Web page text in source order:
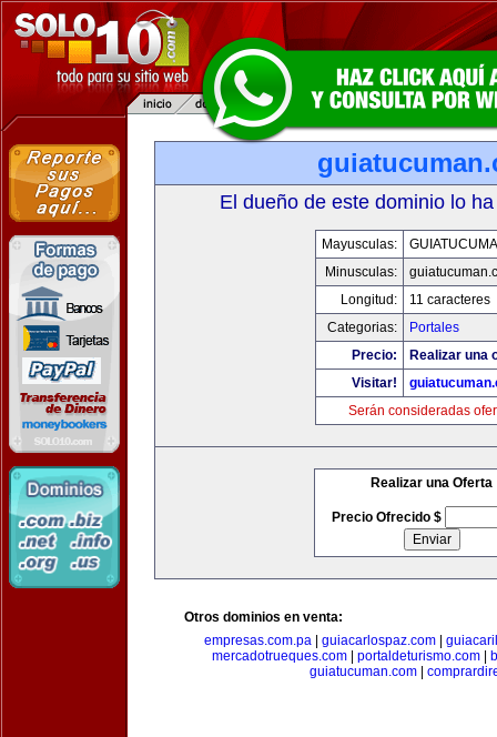
El dueño de este dominio lo
Mayusculas:
Minusculas:
Longitud:
11 caracteres
Categorias:
Portales
Precio:
Realizar una
Visitar!
Serán consideradas
Realizar una Oferta
Precio Ofrecido $
Otros dominios en venta:
empresas.com.pa| guiacarlospaz.com|
mercadotrueques.com| portaldeturismo.com|
guiatucuman.com